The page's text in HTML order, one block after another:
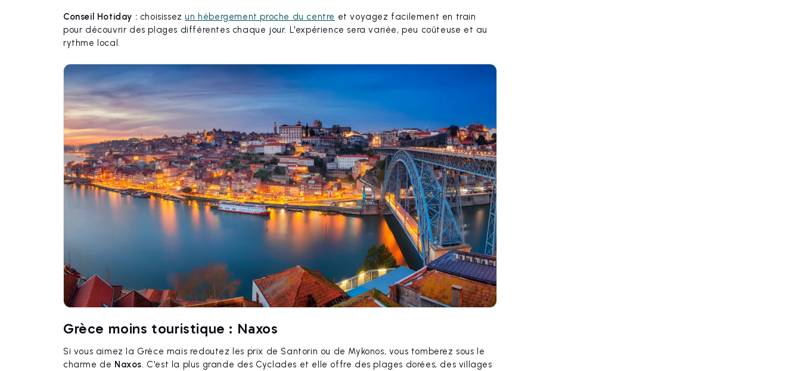
Conseil Hotiday : choisissezun hébergement proche du centre et voyagez facilement en train
pour découvrir des plages différentes chaque jour. L'expérience sera variée, peu coûteuse et au
rythme local.
Grèce moins touristique : Naxos
Si vous aimez la Grèce mais redoutez les prix de Santorin ou de Mykonos, vous tomberez sous le
charme de Naxos. C'est la plus grande des Cyclades et elle offre des plages dorées, des villages